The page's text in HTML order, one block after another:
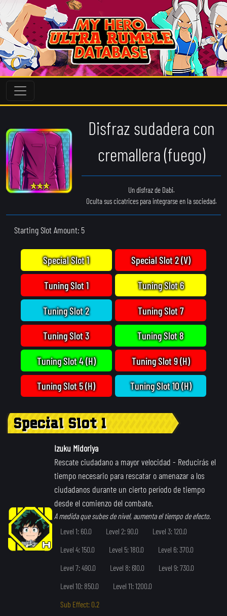
Disfraz sudadera con
cremallera (fuego)
Un disfraz de Dabi.
Oculta sus cicatrices para integrarse en la sociedad.
Starting Slot Amount: 5
Special Slot 1
Tuning Slot 1
Tuning Slot 2
Tuning Slot 3
Tuning Slot 4 (H)
Tuning Slot 5 (H)
Special Slot 2 (V)
Tuning Slot 6
Tuning Slot 7
Tuning Slot 8
Tuning Slot 9 (H)
Tuning Slot 10 (H)
Special Slot 1
Izuku Midoriya
Rescate ciudadano a mayor velocidad - Reducirás el
tiempo necesario para rescatar o amenazar a los
ciudadanos durante un cierto período de tiempo
desde el comienzo del combate.
A medida que subes de nivel, aumenta el tiempo de efecto.
Level 1: 60.0
Level 2: 90.0
Level 3: 120.0
Level 4: 150.0
Level 5: 180.0
Level 6: 370.0
Level 7: 490.0
Level 8: 610.0
Level 9: 730.0
Level 10: 850.0
Level 11: 1200.0
Sub Effect: 0.2